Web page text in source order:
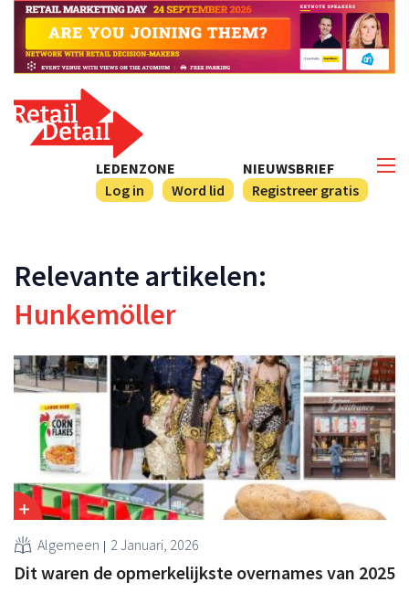
NIEUWSBRIEF
Registreer gratis
LEDENZONE
Log in
Word lid
Relevante artikelen:
Hunkemöller
Algemeen 2 Januari, 2026
Dit waren de opmerkelijkste overnames van 2025